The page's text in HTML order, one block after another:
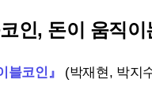
인, 돈이 움직이
블코인』 (박재현, 박지